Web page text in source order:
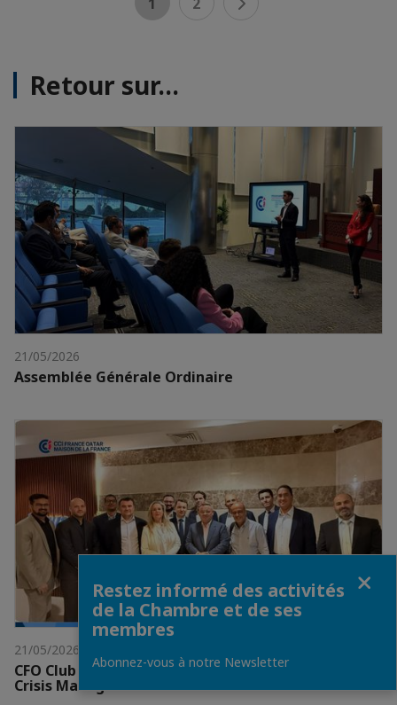
Retour sur...
21/05/2026
Assemblée Générale Ordinaire
21/05/2026
CFO Club : Business Continuity, Disaster Recovery &
Crisis Management
Restez informé des activités
de la Chambre et de ses
membres
Abonnez-vous à notre Newsletter